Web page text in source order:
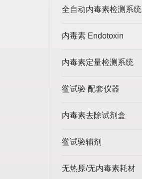
全自动内毒素检测系统
内毒素 Endotoxin
内毒素定量检测系统
鲎试验 配套仪器
内毒素去除试剂盒
鲎试验辅剂
无热原/无内毒素耗材